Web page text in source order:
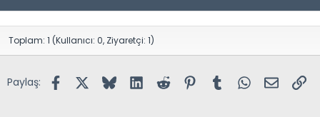
Toplam: 1 (Kullanıcı: 0, Ziyaretçi: 1)
Paylaş: FacebookX (Twitter)
BlueskyLinkedInReddit PinterestTumblr WhatsApp
E-posta